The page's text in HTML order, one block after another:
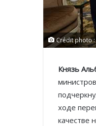
Crédit photo :
Князь
ходе
качестве